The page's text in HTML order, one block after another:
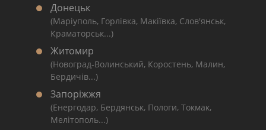
Донецьк
(Маріуполь, Горлівка, Макіївка, Слов'янськ,
Краматорськ...)
Житомир
(Новоград-Волинський, Коростень, Малин,
Бердичів...)
Запоріжжя
(Енергодар, Бердянськ, Пологи, Токмак,
Мелітополь...)